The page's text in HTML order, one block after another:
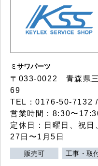
ミサワパーツ
〒033-0022 青森県
69
TEL：0176-50-7132
営業時間：8:30〜
定休日：日曜日、祝
27日〜1月5日
販売可 工事・取